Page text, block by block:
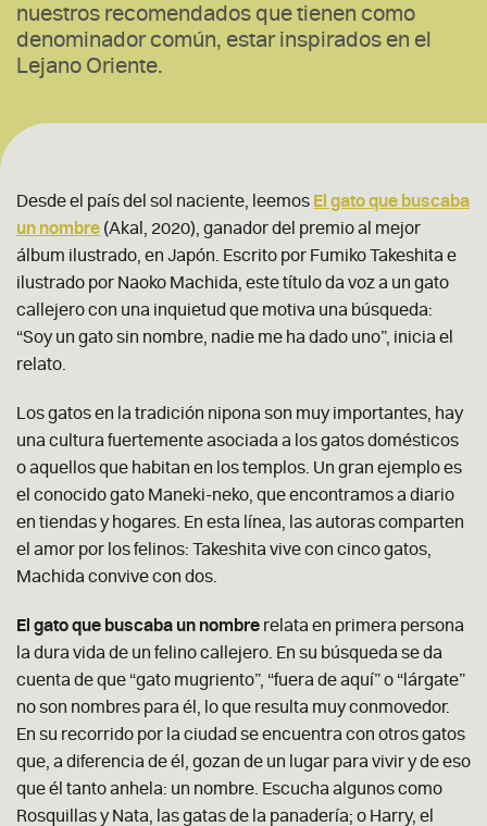
nuestros recomendados que tienen como
denominador común, estar inspirados en el
Lejano Oriente.
Desde el país del sol naciente, leemos El gato que buscaba
un nombre (Akal, 2020), ganador del premio al mejor
álbum ilustrado, en Japón. Escrito por Fumiko Takeshita e
ilustrado por Naoko Machida, este título da voz a un gato
callejero con una inquietud que motiva una búsqueda:
“Soy un gato sin nombre, nadie me ha dado uno”, inicia el
relato.
Los gatos en la tradición nipona son muy importantes, hay
una cultura fuertemente asociada a los gatos domésticos
o aquellos que habitan en los templos. Un gran ejemplo es
el conocido gato Maneki-neko, que encontramos a diario
en tiendas y hogares. En esta línea, las autoras comparten
el amor por los felinos: Takeshita vive con cinco gatos,
Machida convive con dos.
El gato que buscaba un nombre relata en primera persona
la dura vida de un felino callejero. En su búsqueda se da
cuenta de que “gato mugriento”, “fuera de aquí” o “lárgate”
no son nombres para él, lo que resulta muy conmovedor.
En su recorrido por la ciudad se encuentra con otros gatos
que, a diferencia de él, gozan de un lugar para vivir y de eso
que él tanto anhela: un nombre. Escucha algunos como
Rosquillas y Nata, las gatas de la panadería; o Harry, el